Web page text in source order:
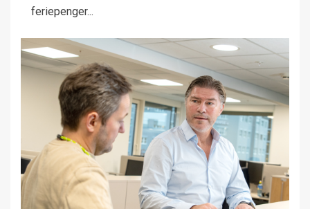
feriepenger...